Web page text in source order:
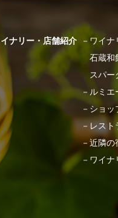
ナリー・店舗紹介 － ワイナ
石蔵和
スパー
－ ルミエ
－ ショッ
－ レスト
－近隣の
－ ワイナ